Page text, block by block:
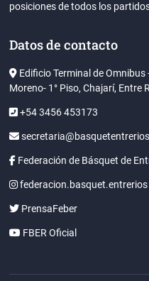
posiciones de todos los
Datos de contacto
Edificio Terminal de
Moreno- 1° Piso, Chajarí, Entre
+54 3456 453173
Federación de Básquet de
federacion.basquet.entrerios
PrensaFeber
FBER Oficial